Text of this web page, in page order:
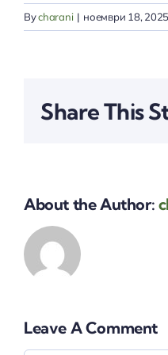
Bycharani | ноември 18, 2025
Share This
About the Author:
Leave A Comment